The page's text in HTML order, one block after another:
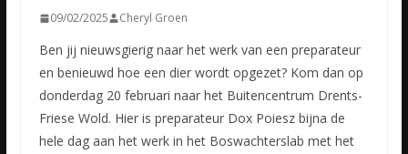
09/02/2025 Cheryl Groen
Ben jij nieuwsgierig naar het werk van een preparateur
en benieuwd hoe een dier wordt opgezet? Kom dan op
donderdag 20 februari naar het Buitencentrum Drents-
Friese Wold. Hier is preparateur Dox Poiesz bijna de
hele dag aan het werk in het Boswachterslab met het